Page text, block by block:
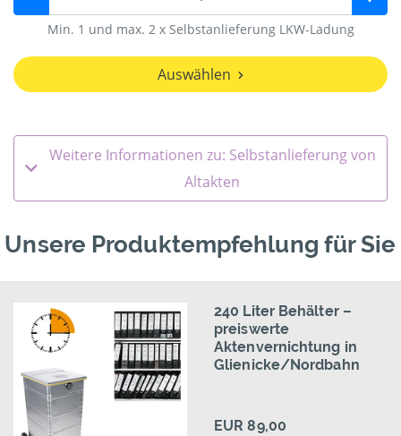
Min. 1 und max. 2 x Selbstanlieferung LKW-Ladung
Auswählen
Weitere Informationen zu: Selbstanlieferung von
Altakten
Unsere Produktempfehlung für Sie
240 Liter Behälter –
preiswerte
Aktenvernichtung in
Glienicke/Nordbahn
EUR 89,00